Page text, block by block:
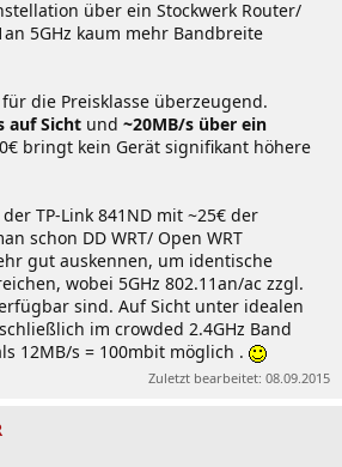
über ein Stockwerk Router/
5GHz kaum mehr Bandbreite
die Preisklasse überzeugend.
auf Sicht und ~20MB/s über ein
bringt kein Gerät signifikant höhere
TP-Link 841ND mit ~25€ der
schon DD WRT/ Open WRT
gut auskennen, um identische
wobei 5GHz 802.11an/ac zzgl.
sind. Auf Sicht unter idealen
im crowded 2.4GHz Band
12MB/s = 100mbit möglich .
Zuletzt bearbeitet: 08.09.2015